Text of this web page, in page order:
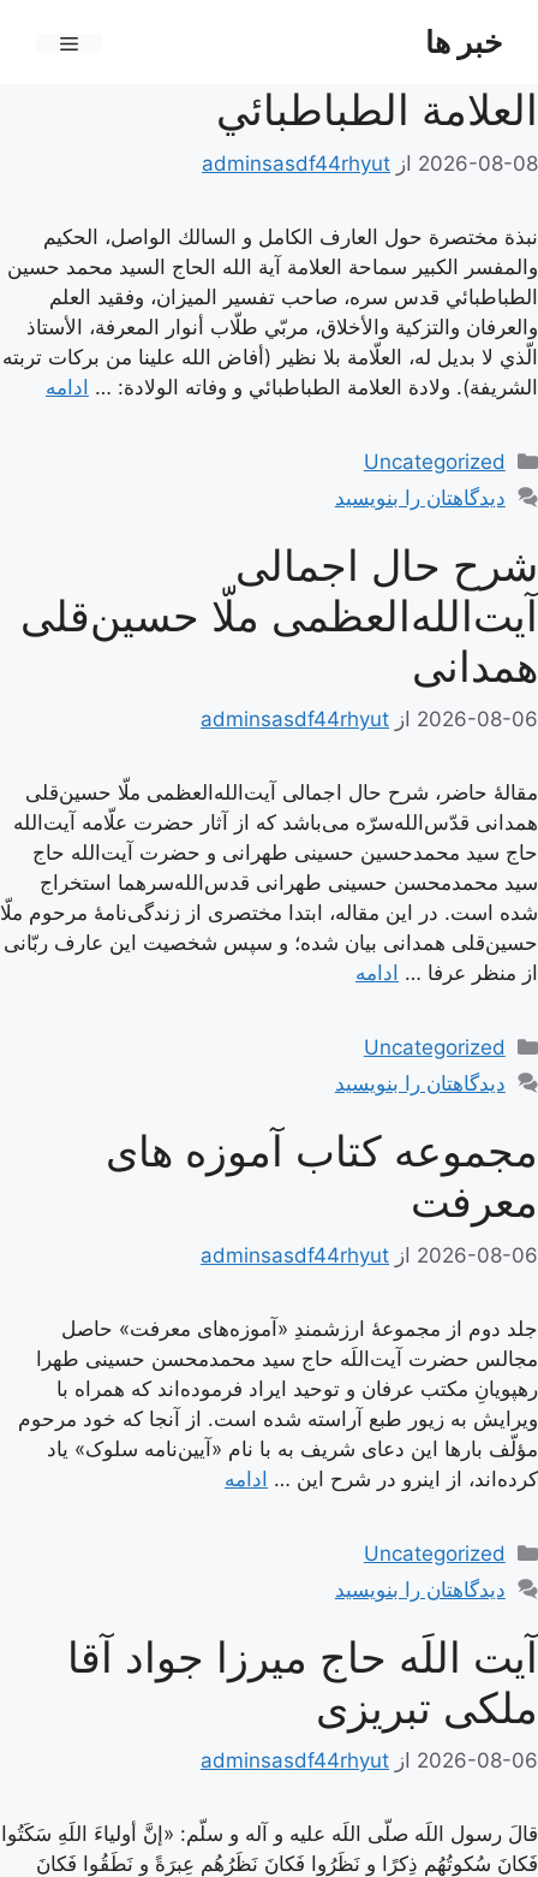
خبر ها
العلامة الطباطبائي
2026-08-08 از adminsasdf44rhyut
نبذة مختصرة حول العارف الكامل و السالك الواصل، الحكيم
والمفسر الكبير سماحة العلامة آية الله الحاج السيد محمد حسين
الطباطبائي قدس سره، صاحب تفسير الميزان، وفقيد العلم
والعرفان والتزكية والأخلاق، مربّي طلّاب أنوار المعرفة، الأستاذ
الّذي لا بديل له، العلّامة بلا نظير (أفاض الله علينا من بركات تربته
الشريفة). ولادة العلامة الطباطبائي و وفاته الولادة: … ادامه
دسته‌ها
Uncategorized
دیدگاهتان را بنویسید
شرح حال اجمالی
آیت‌الله‌العظمی ملّا حسین‌قلی
همدانی
2026-08-06 از adminsasdf44rhyut
مقالۀ حاضر، شرح حال اجمالی آیت‌الله‌العظمی ملّا حسین‌قلی
همدانی قدّس‌الله‌سرّه می‌باشد که از آثار حضرت علّامه آیت‌الله
حاج سید محمدحسین حسینی طهرانی و حضرت آیت‌الله حاج
سید محمدمحسن حسینی طهرانی قدس‌الله‌سرهما استخراج
شده است. در این مقاله، ابتدا مختصری از زندگی‌نامۀ مرحوم ملّا
حسین‌قلی همدانی بیان شده؛ و سپس شخصیت این عارف ربّانی
از منظر عرفا … ادامه
دسته‌ها
Uncategorized
دیدگاهتان را بنویسید
مجموعه کتاب آموزه های
معرفت
2026-08-06 از adminsasdf44rhyut
جلد دوم از مجموعۀ ارزشمندِ «آموزه‌های معرفت» حاصل
مجالس حضرت آیت‌اللَه حاج سید محمدمحسن حسینی طهرا
رهپویانِ مکتب عرفان و توحید ایراد فرموده‌اند که همراه با
ویرایش به زیور طبع آراسته شده است. از آنجا که خود مرحوم
مؤلّف بارها این دعای شریف به با نام «آیین‌نامه سلوک» یاد
کرده‌اند، از اینرو در شرح این … ادامه
دسته‌ها
Uncategorized
دیدگاهتان را بنویسید
آیت اللَه حاج میرزا جواد آقا
ملکی تبریزی
2026-08-06 از adminsasdf44rhyut
قالَ رسول اللَه صلّى اللَه عليه و آله و سلّم: «إنَّ أولياءَ اللَهِ سَكَتُوا
فَكانَ سُكوتُهُم ذِكرًا و نَظَرُوا فَكانَ نَظَرُهُم عِبرَةً و نَطَقُوا فَكانَ